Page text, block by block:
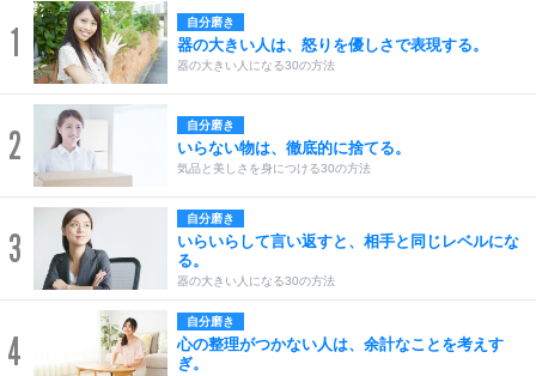
1 自分磨き
器の大きい人は、怒りを優しさで表現する。
器の大きい人になる30の方法
2 自分磨き
いらない物は、徹底的に捨てる。
気品と美しさを身につける30の方法
3
自分磨き
いらいらして言い返すと、相手と同じレベルにな
る。
器の大きい人になる30の方法
4
自分磨き
心の整理がつかない人は、余計なことを考えす
ぎ。